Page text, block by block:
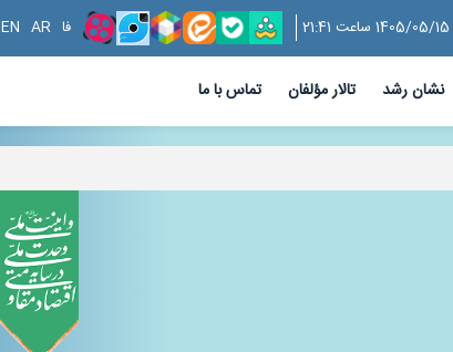
EN AR فا
نشان رشد تالار مؤلفان تماس با ما